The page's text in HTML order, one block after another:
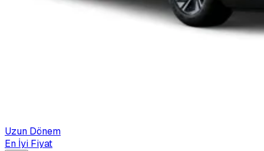
Uzun Dönem
En İyi Fiyat